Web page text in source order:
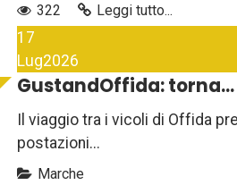
322
Leggi tutto...
17
Lug2026
GustandOffida: torna...
Il viaggio tra i vicoli di Offida
postazioni...
Marche